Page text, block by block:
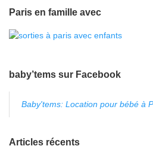
Paris en famille avec
baby’tems sur Facebook
Baby'tems: Location pour bébé à
Articles récents